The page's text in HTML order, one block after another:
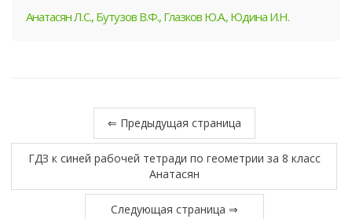
Анатасян Л.С., Бутузов В.Ф., Глазков Ю.А., Юдина И.Н.
⇐ Предыдущая страница
ГДЗ к синей рабочей тетради по геометрии за 8 класс
Анатасян
Следующая страница ⇒